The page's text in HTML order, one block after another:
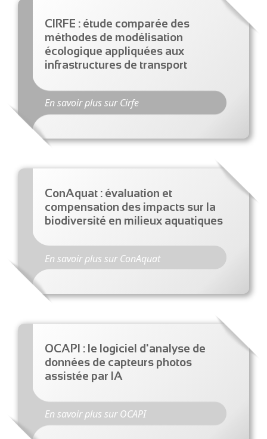
CIRFE : étude comparée des
méthodes de modélisation
écologique appliquées aux
infrastructures de transport
En savoir plus sur Cirfe
ConAquat : évaluation et
compensation des impacts sur la
biodiversité en milieux aquatiques
En savoir plus sur ConAquat
OCAPI : le logiciel d'analyse de
données de capteurs photos
assistée par IA
En savoir plus sur OCAPI